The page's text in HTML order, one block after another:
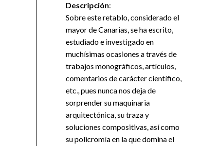
Descripción:
Sobre este retablo, considerado el
mayor de Canarias, se ha escrito,
estudiado e investigado en
muchísimas ocasiones a través de
trabajos monográficos, artículos,
comentarios de carácter científico,
etc., pues nunca nos deja de
sorprender su maquinaria
arquitectónica, su traza y
soluciones compositivas, así como
su policromía en la que domina el